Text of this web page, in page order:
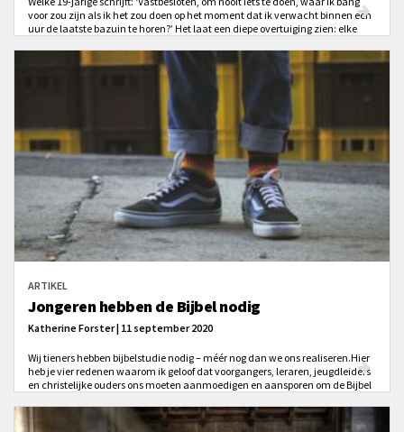
voor zou zijn als ik het zou doen op het moment dat ik verwacht binnen een
uur de laatste bazuin te horen?’ Het laat een diepe overtuiging zien: elke
vooral voor christelijke tieners) waarin we telkens weer terugvallen. Ik zal je
er vijf laten zien.
ARTIKEL
Jongeren hebben de Bijbel nodig
Katherine Forster | 11 september 2020
Wij tieners hebben bijbelstudie nodig – méér nog dan we ons realiseren.Hier
heb je vier redenen waarom ik geloof dat voorgangers, leraren, jeugdleiders
en christelijke ouders ons moeten aanmoedigen en aansporen om de Bijbel